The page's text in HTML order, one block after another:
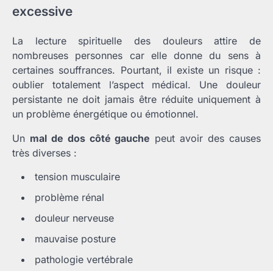
excessive
La lecture spirituelle des douleurs attire de
nombreuses personnes car elle donne du sens à
certaines souffrances. Pourtant, il existe un risque :
oublier totalement l’aspect médical. Une douleur
persistante ne doit jamais être réduite uniquement à
un problème énergétique ou émotionnel.
Un mal de dos côté gauche peut avoir des causes
très diverses :
tension musculaire
problème rénal
douleur nerveuse
mauvaise posture
pathologie vertébrale